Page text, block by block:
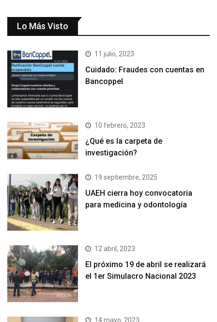
Lo Más Visto
11 julio, 2023
Cuidado: Fraudes con cuentas en
Bancoppel
10 febrero, 2023
¿Qué es la carpeta de
investigación?
19 septiembre, 2025
UAEH cierra hoy convocatoria
para medicina y odontología
12 abril, 2023
El próximo 19 de abril se realizará
el 1er Simulacro Nacional 2023
14 mayo, 2023